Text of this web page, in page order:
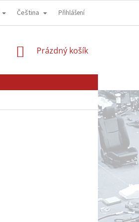
GDPR - OCHRANA OSOBNÍCH ÚDAJŮ
Čeština Přihlášení
NÁKUPNÍ
Prázdný košík